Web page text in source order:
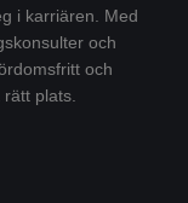
i karriären. Med
och
och
plats.